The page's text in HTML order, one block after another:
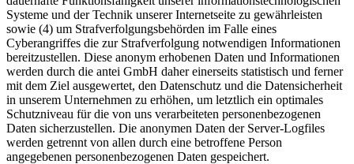
Systeme und der Technik unserer Internetseite zu gewährleisten
sowie (4) um Strafverfolgungsbehörden im Falle eines
Cyberangriffes die zur Strafverfolgung notwendigen Informationen
bereitzustellen. Diese anonym erhobenen Daten und Informationen
werden durch die antei GmbH daher einerseits statistisch und ferner
mit dem Ziel ausgewertet, den Datenschutz und die Datensicherheit
in unserem Unternehmen zu erhöhen, um letztlich ein optimales
Schutzniveau für die von uns verarbeiteten personenbezogenen
Daten sicherzustellen. Die anonymen Daten der Server-Logfiles
werden getrennt von allen durch eine betroffene Person
angegebenen personenbezogenen Daten gespeichert.